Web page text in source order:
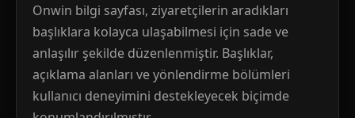
Onwin bilgi sayfası, ziyaretçilerin aradıkları
başlıklara kolayca ulaşabilmesi için sade ve
anlaşılır şekilde düzenlenmiştir. Başlıklar,
açıklama alanları ve yönlendirme bölümleri
kullanıcı deneyimini destekleyecek biçimde